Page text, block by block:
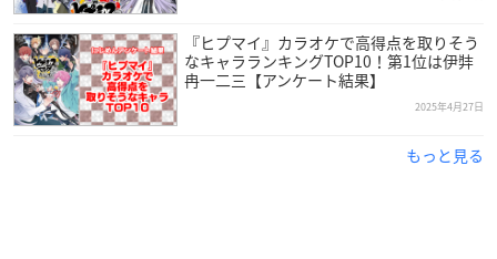
『ヒプマイ』カラオケで高得点を取りそう
なキャラランキングTOP10！第1位は伊弉
冉一二三【アンケート結果】
2025年4月27日
もっと見る